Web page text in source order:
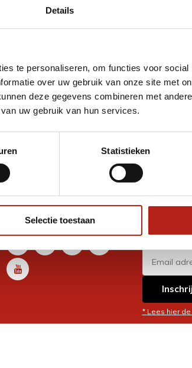
Details
te personaliseren, om functies voor
over uw gebruik van onze site met
deze gegevens combineren met
uw gebruik van hun services.
Statistieken
Selectie toestaan
Junior Nihon | rood
Eenvoudig ruilen of retour
Volg ons
* Lees hier